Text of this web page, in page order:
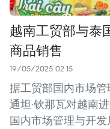
越南工贸部与泰
商品销售
19/05/2025 02:15
据工贸部国内市场
通坦·钦那瓦对越南
国内市场管理与开